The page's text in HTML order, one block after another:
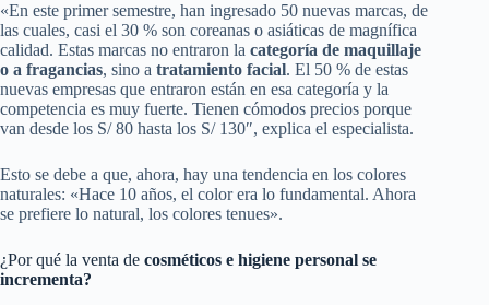
«En este primer semestre, han ingresado 50 nuevas marcas, de
las cuales, casi el 30 % son coreanas o asiáticas de magnífica
calidad. Estas marcas no entraron la categoría de maquillaje
o a fragancias, sino a tratamiento facial. El 50 % de estas
nuevas empresas que entraron están en esa categoría y la
competencia es muy fuerte. Tienen cómodos precios porque
van desde los S/ 80 hasta los S/ 130″, explica el especialista.
Esto se debe a que, ahora, hay una tendencia en los colores
naturales: «Hace 10 años, el color era lo fundamental. Ahora
se prefiere lo natural, los colores tenues».
¿Por qué la venta de cosméticos e higiene personal se
incrementa?